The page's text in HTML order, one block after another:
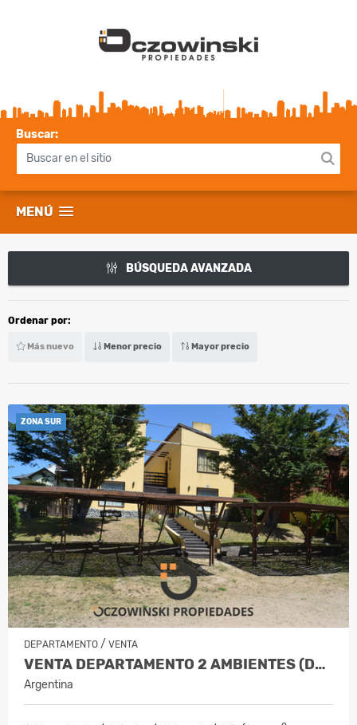
Buscar:
MENÚ
BÚSQUEDA AVANZADA
Ordenar por:
Más nuevo Menor precio Mayor precio
ZONA SUR
DEPARTAMENTO / VENTA
VENTA DEPARTAMENTO 2 AMBIENTES (DUNAS DEL SUR)
Argentina